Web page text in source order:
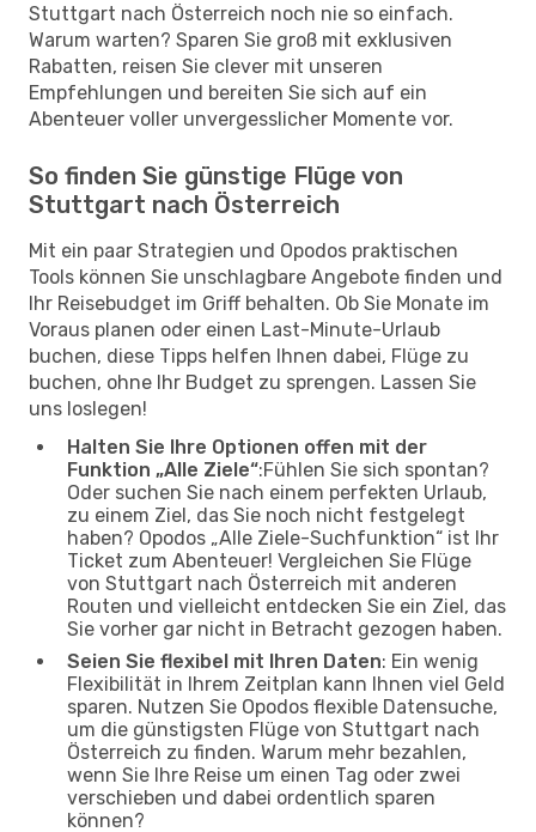
Stuttgart nach Österreich noch nie so einfach.
Warum warten? Sparen Sie groß mit exklusiven
Rabatten, reisen Sie clever mit unseren
Empfehlungen und bereiten Sie sich auf ein
Abenteuer voller unvergesslicher Momente vor.
So finden Sie günstige Flüge von
Stuttgart nach Österreich
Mit ein paar Strategien und Opodos praktischen
Tools können Sie unschlagbare Angebote finden und
Ihr Reisebudget im Griff behalten. Ob Sie Monate im
Voraus planen oder einen Last-Minute-Urlaub
buchen, diese Tipps helfen Ihnen dabei, Flüge zu
buchen, ohne Ihr Budget zu sprengen. Lassen Sie
uns loslegen!
Halten Sie Ihre Optionen offen mit der
Funktion „Alle Ziele“:Fühlen Sie sich spontan?
Oder suchen Sie nach einem perfekten Urlaub,
zu einem Ziel, das Sie noch nicht festgelegt
haben? Opodos „Alle Ziele-Suchfunktion“ ist Ihr
Ticket zum Abenteuer! Vergleichen Sie Flüge
von Stuttgart nach Österreich mit anderen
Routen und vielleicht entdecken Sie ein Ziel, das
Sie vorher gar nicht in Betracht gezogen haben.
Seien Sie flexibel mit Ihren Daten: Ein wenig
Flexibilität in Ihrem Zeitplan kann Ihnen viel Geld
sparen. Nutzen Sie Opodos flexible Datensuche,
um die günstigsten Flüge von Stuttgart nach
Österreich zu finden. Warum mehr bezahlen,
wenn Sie Ihre Reise um einen Tag oder zwei
verschieben und dabei ordentlich sparen
können?